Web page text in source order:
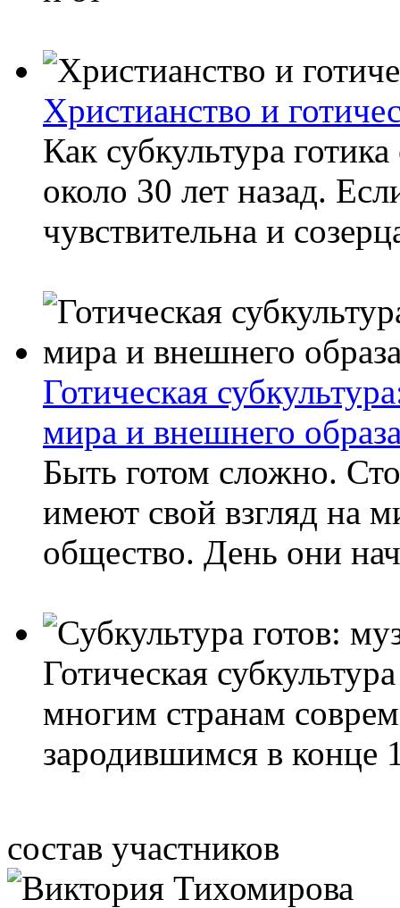
Христианство и
Как субкультура
около 30 лет назад.
чувствительна и
Готическая
мира и внешнего
Быть готом сложно.
имеют свой взгляд на
общество. День они
Готическая
многим странам
зародившимся в конце
состав участников